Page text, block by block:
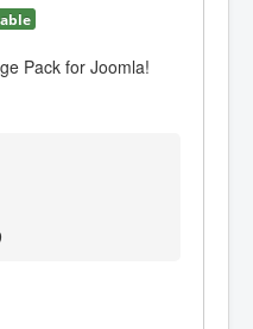
Pack for Joomla!